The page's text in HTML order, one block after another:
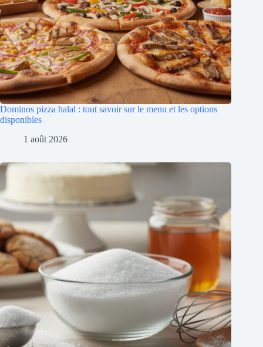
Dominos pizza halal : tout savoir sur le menu et les options
disponibles
1 août 2026